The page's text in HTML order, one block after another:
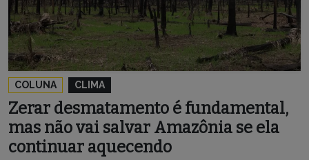
COLUNA CLIMA
Zerar desmatamento é fundamental,
mas não vai salvar Amazônia se ela
continuar aquecendo